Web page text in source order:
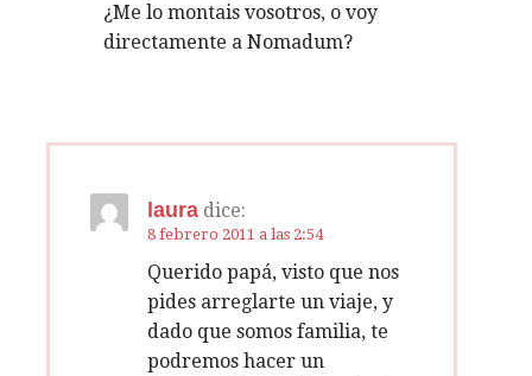
¿Me lo montais vosotros, o voy
directamente a Nomadum?
laura dice:
8 febrero 2011 a las 2:54
Querido papá, visto que nos
pides arreglarte un viaje, y
dado que somos familia, te
podremos hacer un